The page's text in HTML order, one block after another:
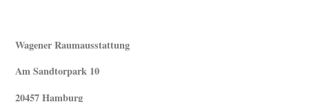
Wagener Raumausstattung
Am Sandtorpark 10
20457 Hamburg